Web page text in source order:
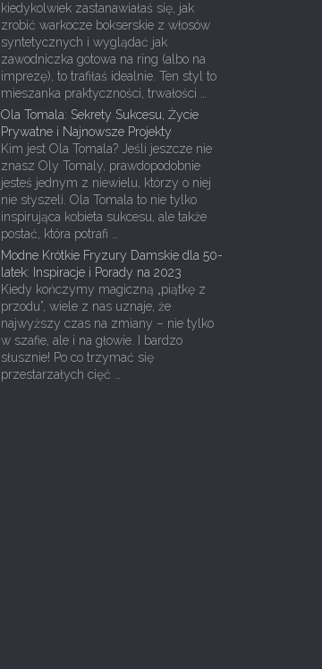
kiedykolwiek zastanawiałaś się, jak
zrobić warkocze bokserskie z włosów
syntetycznych i wyglądać jak
zawodniczka gotowa na ring (albo na
imprezę), to trafiłaś idealnie. Ten styl to
mieszanka praktyczności, trwałości …
Ola Tomala: Sekrety Sukcesu, Życie
Prywatne i Najnowsze Projekty
Kim jest Ola Tomala? Jeśli jeszcze nie
znasz Oly Tomaly, prawdopodobnie
jesteś jednym z niewielu, którzy o niej
nie słyszeli. Ola Tomala to nie tylko
inspirująca kobieta sukcesu, ale także
postać, która potrafi …
Modne Krótkie Fryzury Damskie dla 50-
latek: Inspiracje i Porady na 2023
Kiedy kończymy magiczną „piątkę z
przodu”, wiele z nas uznaje, że
najwyższy czas na zmiany – nie tylko
w szafie, ale i na głowie. I bardzo
słusznie! Po co trzymać się
przestarzałych cięć …